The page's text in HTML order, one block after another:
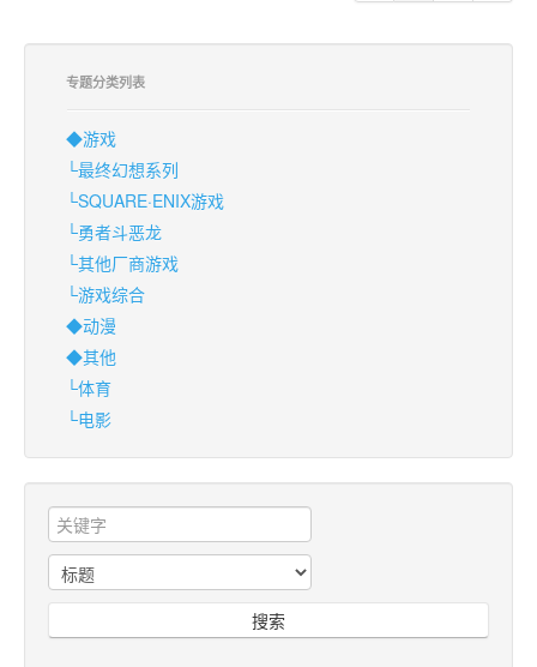
专题分类列表
◆游戏
└最终幻想系列
└SQUARE·ENIX游戏
└勇者斗恶龙
└其他厂商游戏
└游戏综合
◆动漫
◆其他
└体育
└电影
搜索